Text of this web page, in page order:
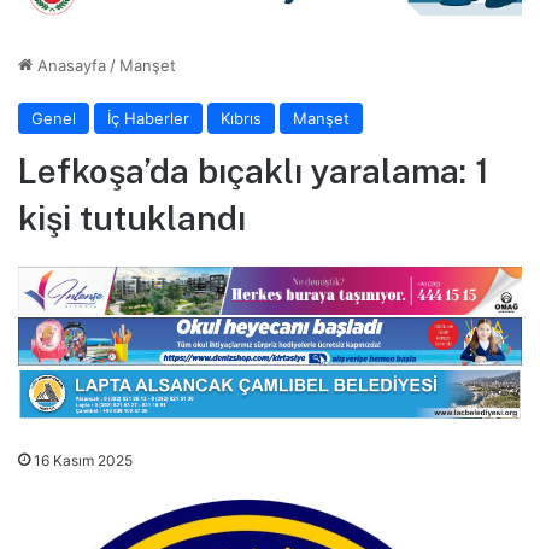
Anasayfa / Manşet
Genel İç Haberler Kıbrıs Manşet
Lefkoşa’da bıçaklı yaralama: 1
kişi tutuklandı
16 Kasım 2025